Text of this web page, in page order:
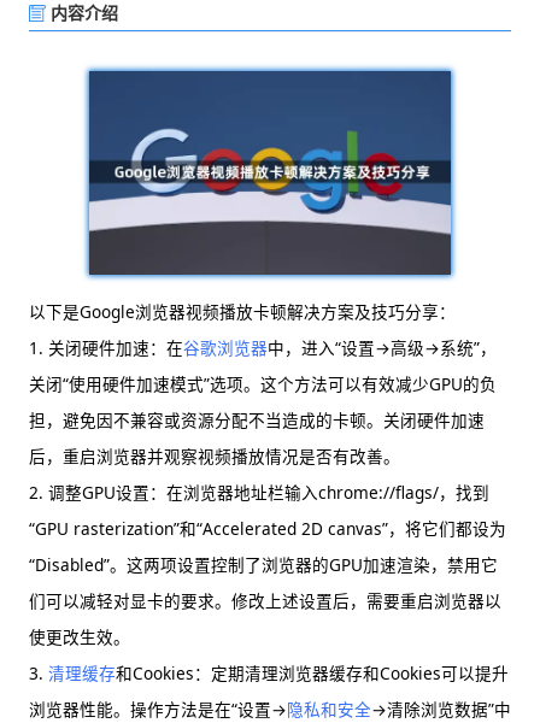
内容介绍
以下是Google浏览器视频播放卡顿解决方案及技巧分享：
1. 关闭硬件加速：在谷歌浏览器中，进入“设置→高级→系统”，
关闭“使用硬件加速模式”选项。这个方法可以有效减少GPU的负
担，避免因不兼容或资源分配不当造成的卡顿。关闭硬件加速
后，重启浏览器并观察视频播放情况是否有改善。
2. 调整GPU设置：在浏览器地址栏输入chrome://flags/，找到
“GPU rasterization”和“Accelerated 2D canvas”，将它们都设为
“Disabled”。这两项设置控制了浏览器的GPU加速渲染，禁用它
们可以减轻对显卡的要求。修改上述设置后，需要重启浏览器以
使更改生效。
3. 清理缓存和Cookies：定期清理浏览器缓存和Cookies可以提升
浏览器性能。操作方法是在“设置→隐私和安全→清除浏览数据”中